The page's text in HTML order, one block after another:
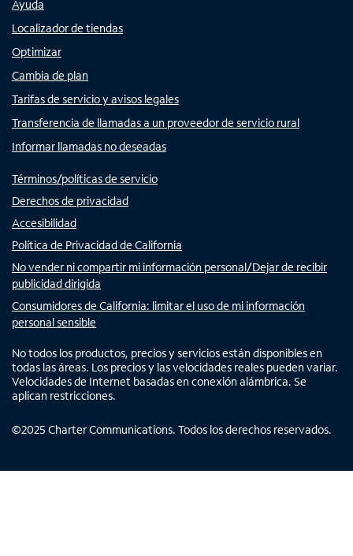
Ayuda
Localizador de tiendas
Optimizar
Cambia de plan
Tarifas de servicio y avisos legales
Transferencia de llamadas a un proveedor de servicio rural
Informar llamadas no deseadas
Términos/políticas de servicio
Derechos de privacidad
Accesibilidad
Política de Privacidad de California
No vender ni compartir mi información personal/Dejar de recibir
publicidad dirigida
Consumidores de California: limitar el uso de mi información
personal sensible
No todos los productos, precios y servicios están disponibles en
todas las áreas. Los precios y las velocidades reales pueden variar.
Velocidades de Internet basadas en conexión alámbrica. Se
aplican restricciones.
©2025 Charter Communications. Todos los derechos reservados.